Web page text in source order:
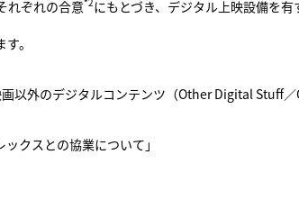
れぞれの合意
にもとづき、デジタル上映設備を
。
以外のデジタルコンテンツ（Other Digital Stuff
クスとの協業について」